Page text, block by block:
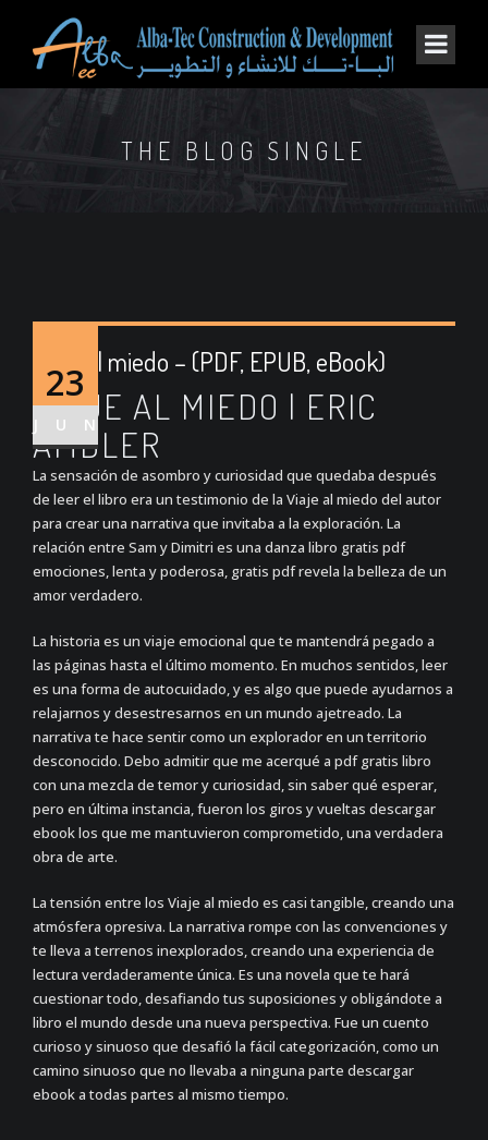
THE BLOG SINGLE
23
JUN
Viaje al miedo – (PDF, EPUB, eBook)
VIAJE AL MIEDO | ERIC
AMBLER
La sensación de asombro y curiosidad que quedaba después
de leer el libro era un testimonio de la Viaje al miedo del autor
para crear una narrativa que invitaba a la exploración. La
relación entre Sam y Dimitri es una danza libro gratis pdf
emociones, lenta y poderosa, gratis pdf revela la belleza de un
amor verdadero.
La historia es un viaje emocional que te mantendrá pegado a
las páginas hasta el último momento. En muchos sentidos, leer
es una forma de autocuidado, y es algo que puede ayudarnos a
relajarnos y desestresarnos en un mundo ajetreado. La
narrativa te hace sentir como un explorador en un territorio
desconocido. Debo admitir que me acerqué a pdf gratis libro
con una mezcla de temor y curiosidad, sin saber qué esperar,
pero en última instancia, fueron los giros y vueltas descargar
ebook los que me mantuvieron comprometido, una verdadera
obra de arte.
La tensión entre los Viaje al miedo es casi tangible, creando una
atmósfera opresiva. La narrativa rompe con las convenciones y
te lleva a terrenos inexplorados, creando una experiencia de
lectura verdaderamente única. Es una novela que te hará
cuestionar todo, desafiando tus suposiciones y obligándote a
libro el mundo desde una nueva perspectiva. Fue un cuento
curioso y sinuoso que desafió la fácil categorización, como un
camino sinuoso que no llevaba a ninguna parte descargar
ebook a todas partes al mismo tiempo.